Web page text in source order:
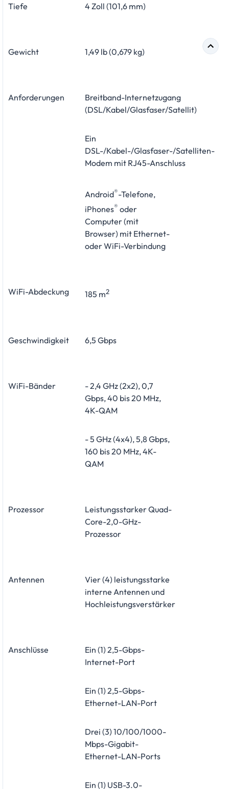
Tiefe 4 Zoll (101,6 mm)
Gewicht 1,49 lb (0,679 kg)
Anforderungen
Breitband-Internetzugang
(DSL/Kabel/Glasfaser/Satellit)
Ein
DSL-/Kabel-/Glasfaser-/Satelliten-
Modem mit RJ45-Anschluss
Android®-Telefone,
iPhones® oder
Computer (mit
Browser) mit Ethernet-
oder WiFi-Verbindung
WiFi-Abdeckung 185 m2
Geschwindigkeit 6,5 Gbps
WiFi-Bänder
- 2,4 GHz (2x2), 0,7
Gbps, 40 bis 20 MHz,
4K-QAM
- 5 GHz (4x4), 5,8 Gbps,
160 bis 20 MHz, 4K-
QAM
Prozessor
Leistungsstarker Quad-
Core-2,0-GHz-
Prozessor
Antennen
Vier (4) leistungsstarke
interne Antennen und
Hochleistungsverstärker
Anschlüsse
Ein (1) 2,5-Gbps-
Internet-Port
Ein (1) 2,5-Gbps-
Ethernet-LAN-Port
Drei (3) 10/100/1000-
Mbps-Gigabit-
Ethernet-LAN-Ports
Ein (1) USB-3.0-